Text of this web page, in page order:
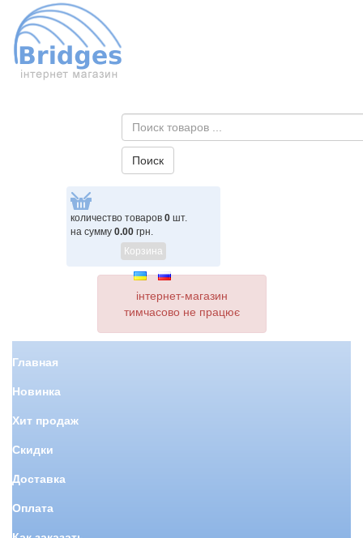
количество товаров 0 шт.
на сумму 0.00 грн.
Корзина
інтернет-магазин
тимчасово не працює
Главная
Новинка
Хит продаж
Скидки
Доставка
Оплата